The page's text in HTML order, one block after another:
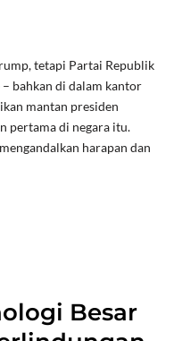
tetapi Partai Republik
bahkan di dalam kantor
mantan presiden
pertama di negara itu.
harapan dan
Besar